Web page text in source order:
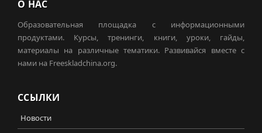
О НАС
Образовательная площадка с информационными
продуктами. Курсы, тренинги, книги, уроки, гайды,
материалы на различные тематики. Развивайся вместе с
нами на Freeskladchina.org.
ССЫЛКИ
Новости